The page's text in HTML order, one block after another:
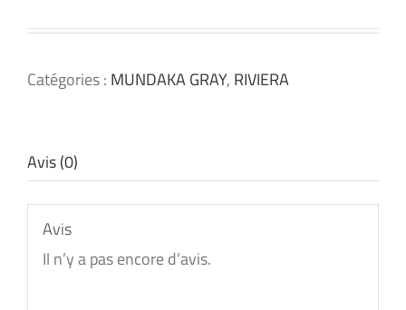
Catégories : MUNDAKA GRAY, RIVIERA
Avis (0)
Avis
Il n’y a pas encore d’avis.